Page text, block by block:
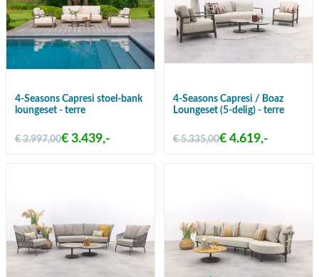
4-Seasons Capresi stoel-bank
loungeset - terre
€ 3.997,00€ 3.439,-
4-Seasons Capresi / Boaz
Loungeset (5-delig) - terre
€ 5.335,00€ 4.619,-